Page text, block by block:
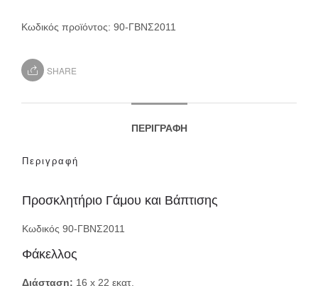
Κωδικός προϊόντος: 90-ΓΒΝΣ2011
SHARE
ΠΕΡΙΓΡΑΦΉ
Περιγραφή
Προσκλητήριο Γάμου και Βάπτισης
Κωδικός 90-ΓΒΝΣ2011
Φάκελλος
Διάσταση: 16 x 22 εκατ.